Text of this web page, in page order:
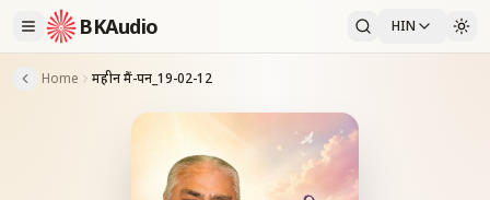
BKAudio HIN
Home महीन मैं-पन_19-02-12